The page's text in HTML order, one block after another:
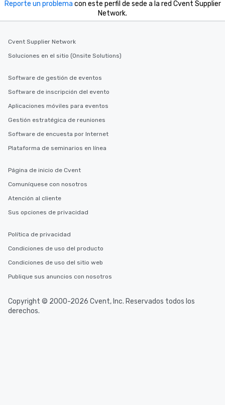
Reporte un problema con este perfil de sede a la red Cvent Supplier
Network.
Cvent Supplier Network
Soluciones en el sitio (Onsite Solutions)
Software de gestión de eventos
Software de inscripción del evento
Aplicaciones móviles para eventos
Gestión estratégica de reuniones
Software de encuesta por Internet
Plataforma de seminarios en línea
Página de inicio de Cvent
Comuníquese con nosotros
Atención al cliente
Sus opciones de privacidad
Política de privacidad
Condiciones de uso del producto
Condiciones de uso del sitio web
Publique sus anuncios con nosotros
Copyright © 2000-2026 Cvent, Inc. Reservados todos los
derechos.